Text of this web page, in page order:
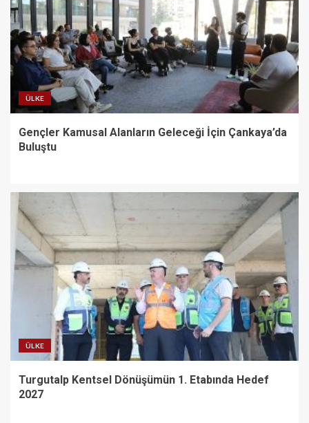
ÜLKE
Gençler Kamusal Alanların Geleceği İçin Çankaya’da
Buluştu
ÜLKE
Turgutalp Kentsel Dönüşümün 1. Etabında Hedef
2027